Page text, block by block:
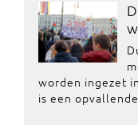
worden ingezet
is een